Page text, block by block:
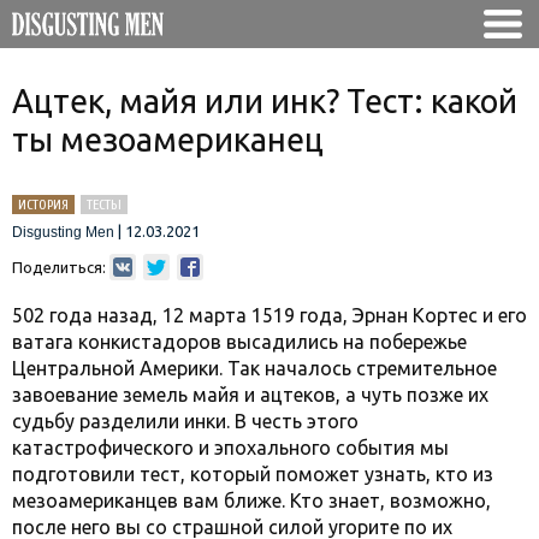
Ацтек, майя или инк? Тест: какой
ты мезоамериканец
ИСТОРИЯ
ТЕСТЫ
Disgusting Men
12.03.2021
Поделиться:
502 года назад, 12 марта 1519 года, Эрнан Кортес и его
ватага конкистадоров высадились на побережье
Центральной Америки. Так началось стремительное
завоевание земель майя и ацтеков, а чуть позже их
судьбу разделили инки. В честь этого
катастрофического и эпохального события мы
подготовили тест, который поможет узнать, кто из
мезоамериканцев вам ближе. Кто знает, возможно,
после него вы со страшной силой угорите по их